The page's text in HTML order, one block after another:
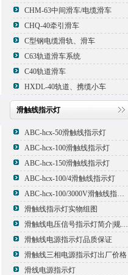
CHM-63中间滑车/电缆滑车
CHQ-40牵引滑车
C型钢电缆滑轨、滑车
C63轨道滑车系统
C40轨道滑车
HXDL-40轨道、携缆小车
滑触线指示灯
ABC-hcx-50滑触线指示灯
ABC-hcx-100滑触线指示灯
ABC-hcx-150滑触线指示灯
ABC-hcx-100/4滑触线指示灯
ABC-hcx-100/3000V滑触线指示灯
滑触线指示灯实物组图
滑触线电压信号指示灯简介|规格|型号
滑触线电源指示灯品质保证
滑触线三相电源指示灯出厂价格
滑线电源指示灯